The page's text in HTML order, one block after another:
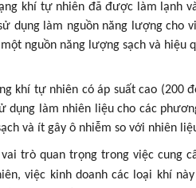
khí tự nhiên đã được làm lạnh
dụng làm nguồn năng lượng cho
nguồn năng lượng sạch và hiệu
khí tự nhiên có áp suất cao (200
dụng làm nhiên liệu cho các
và ít gây ô nhiễm so với nhiên
trò quan trọng trong việc cung
việc kinh doanh các loại khí